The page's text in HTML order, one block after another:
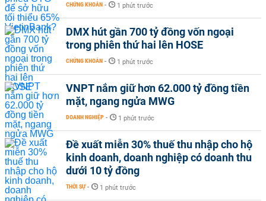
CHỨNG KHOÁN - 1 phút trước
DMX hút gần 700 tỷ đồng vốn ngoại
trong phiên thứ hai lên HOSE
CHỨNG KHOÁN - 1 phút trước
VNPT nắm giữ hơn 62.000 tỷ đồng tiền
mặt, ngang ngửa MWG
DOANH NGHIỆP - 1 phút trước
Đề xuất miễn 30% thuế thu nhập cho hộ
kinh doanh, doanh nghiệp có doanh thu
dưới 10 tỷ đồng
THỜI SỰ - 1 phút trước